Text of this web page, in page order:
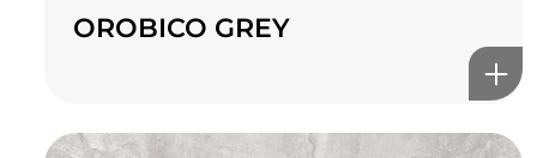
OROBICO GREY
Themeforest Premium WordPress Theme.